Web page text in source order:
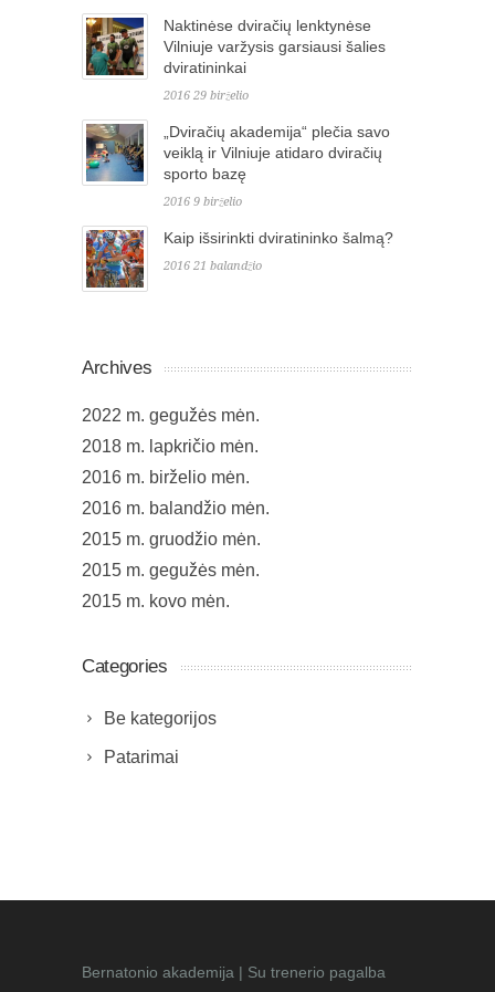
Naktinėse dviračių lenktynėse
Vilniuje varžysis garsiausi šalies
dviratininkai
2016 29 birželio
„Dviračių akademija“ plečia savo
veiklą ir Vilniuje atidaro dviračių
sporto bazę
2016 9 birželio
Kaip išsirinkti dviratininko šalmą?
2016 21 balandžio
Archives
2022 m. gegužės mėn.
2018 m. lapkričio mėn.
2016 m. birželio mėn.
2016 m. balandžio mėn.
2015 m. gruodžio mėn.
2015 m. gegužės mėn.
2015 m. kovo mėn.
Categories
Be kategorijos
Patarimai
Bernatonio akademija | Su trenerio pagalba